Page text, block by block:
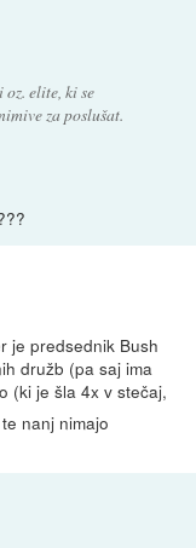
elite, ki se
za poslušat.
je predsednik Bush
družb (pa saj ima
(ki je šla 4x v stečaj,
nanj nimajo